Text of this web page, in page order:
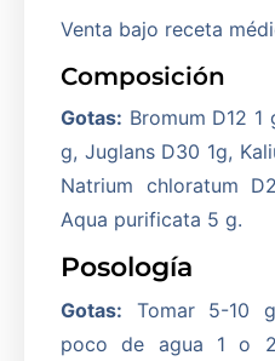
Venta bajo receta
Composición
Gotas: Bromum D12 1
g, Juglans D30 1g,
Natrium chloratum
Aqua purificata 5 g.
Posología
Gotas: Tomar 5-10
poco de agua 1 o